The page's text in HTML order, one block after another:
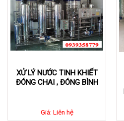
XỬ LÝ NƯỚC TINH KHIẾT
ĐÓNG CHAI , ĐÓNG BÌNH
Giá: Liên hệ